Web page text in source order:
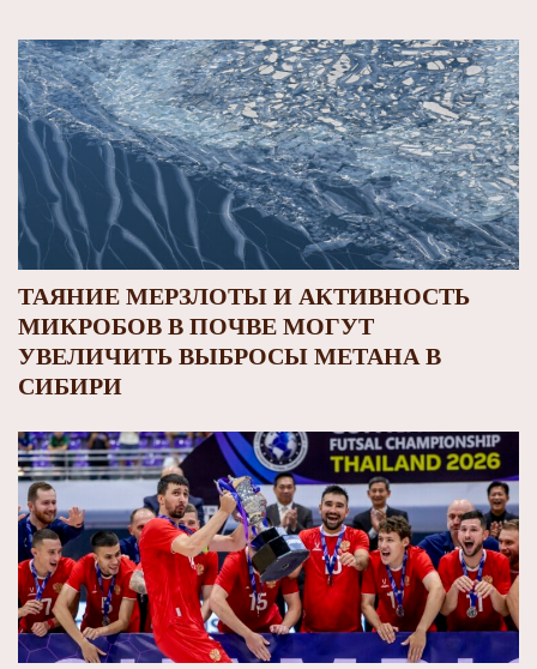
ТАЯНИЕ МЕРЗЛОТЫ И АКТИВНОСТЬ
МИКРОБОВ В ПОЧВЕ МОГУТ
УВЕЛИЧИТЬ ВЫБРОСЫ МЕТАНА В
СИБИРИ